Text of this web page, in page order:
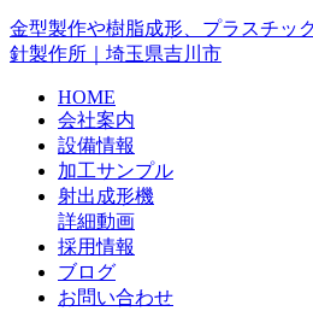
金型製作や樹脂成形、プラスチッ
針製作所｜埼玉県吉川市
HOME
会社案内
設備情報
加工サンプル
射出成形機
詳細動画
採用情報
ブログ
お問い合わせ